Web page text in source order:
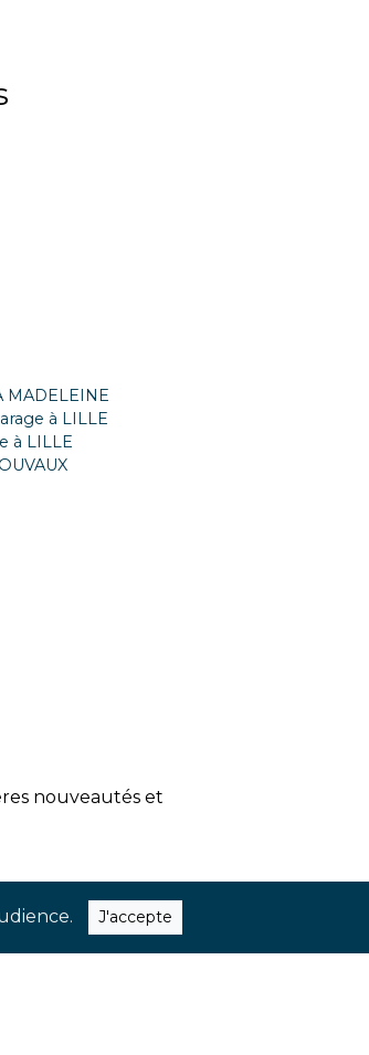
J'accepte
MADELEINE
à LILLE
à LILLE
nouveautés et